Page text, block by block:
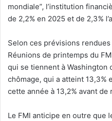
mondiale”, l’institution
de 2,2% en 2025 et de 2,3%
Selon ces prévisions rendues
Réunions de printemps du
qui se tiennent à Washington
chômage, qui a atteint 13,3%
cette année à 13,2% avant de
Le FMI anticipe en outre que